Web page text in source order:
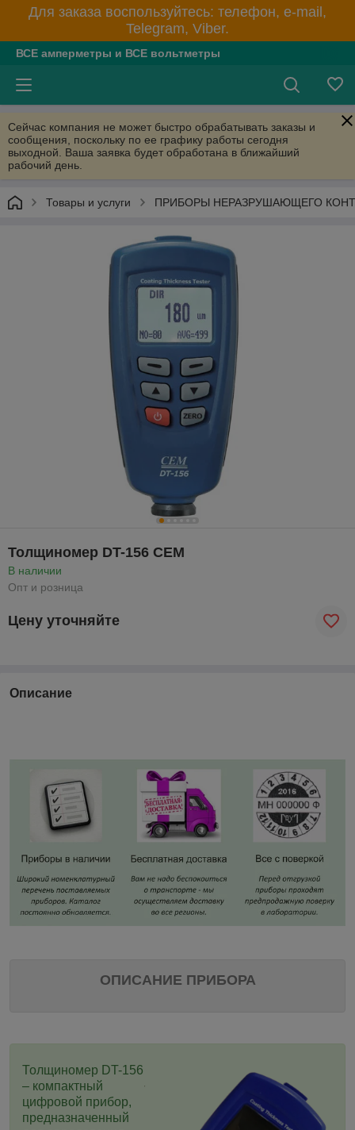
Для заказа воспользуйтесь: телефон, e-mail,
Telegram, Viber.
ВСЕ амперметры и ВСЕ вольтметры
Сейчас компания не может быстро обрабатывать заказы и
сообщения, поскольку по ее графику работы сегодня
выходной. Ваша заявка будет обработана в ближайший
рабочий день.
Товары и услуги ПРИБОРЫ НЕРАЗРУШАЮЩЕГО
Толщиномер DT-156 CEM
В наличии
Опт и розница
Цену уточняйте
Описание
ОПИСАНИЕ ПРИБОРА
Толщиномер DT-156
– компактный
цифровой прибор,
предназначенный